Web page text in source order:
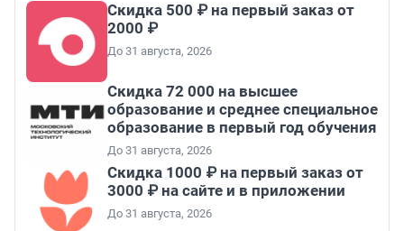
Скидка 500 ₽ на первый заказ от
2000 ₽
До 31 августа, 2026
Скидка 72 000 на высшее
образование и среднее специальное
образование в первый год обучения
До 31 августа, 2026
Скидка 1000 ₽ на первый заказ от
3000 ₽ на сайте и в приложении
До 31 августа, 2026